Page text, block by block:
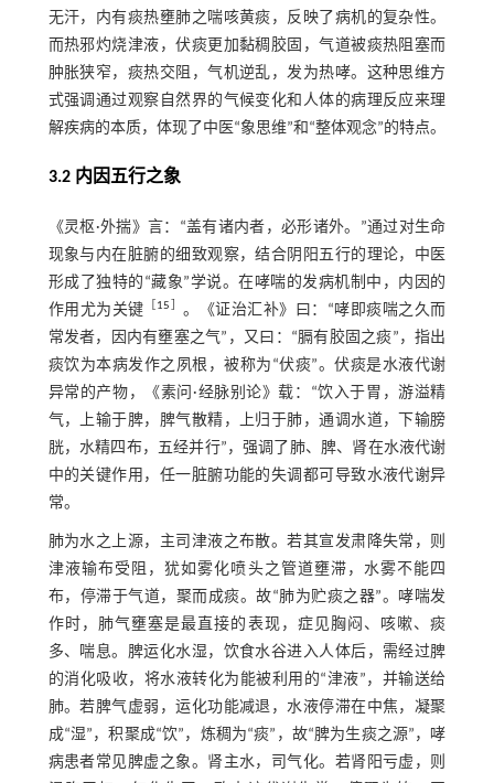
无汗，内有痰热壅肺之喘咳黄痰，反映了病机的复杂性。
而热邪灼烧津液，伏痰更加黏稠胶固，气道被痰热阻塞而
肿胀狭窄，痰热交阻，气机逆乱，发为热哮。这种思维方
式强调通过观察自然界的气候变化和人体的病理反应来理
解疾病的本质，体现了中医“象思维”和“整体观念”的特点。
3.2 内因五行之象
《灵枢·外揣》言：“盖有诸内者，必形诸外。”通过对生命
现象与内在脏腑的细致观察，结合阴阳五行的理论，中医
形成了独特的“藏象”学说。在哮喘的发病机制中，内因的
作用尤为关键
15
。《证治汇补》曰：“哮即痰喘之久而
常发者，因内有壅塞之气”，又曰：“膈有胶固之痰”，指出
痰饮为本病发作之夙根，被称为“伏痰”。伏痰是水液代谢
异常的产物，《素问·经脉别论》载：“饮入于胃，游溢精
气，上输于脾，脾气散精，上归于肺，通调水道，下输膀
胱，水精四布，五经并行”，强调了肺、脾、肾在水液代谢
中的关键作用，任一脏腑功能的失调都可导致水液代谢异
常。
肺为水之上源，主司津液之布散。若其宣发肃降失常，则
津液输布受阻，犹如雾化喷头之管道壅滞，水雾不能四
布，停滞于气道，聚而成痰。故“肺为贮痰之器”。哮喘发
作时，肺气壅塞是最直接的表现，症见胸闷、咳嗽、痰
多、喘息。脾运化水湿，饮食水谷进入人体后，需经过脾
的消化吸收，将水液转化为能被利用的“津液”，并输送给
肺。若脾气虚弱，运化功能减退，水液停滞在中焦，凝聚
成“湿”，积聚成“饮”，炼稠为“痰”，故“脾为生痰之源”，哮
病患者常见脾虚之象。肾主水，司气化。若肾阳亏虚，则